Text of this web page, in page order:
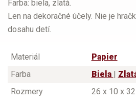
Farba: biela, zlatá.
Len na dekoračné účely. Nie je
dosahu detí.
Materiál
Papier
Farba
Biela
Rozmery
26 x 10 x